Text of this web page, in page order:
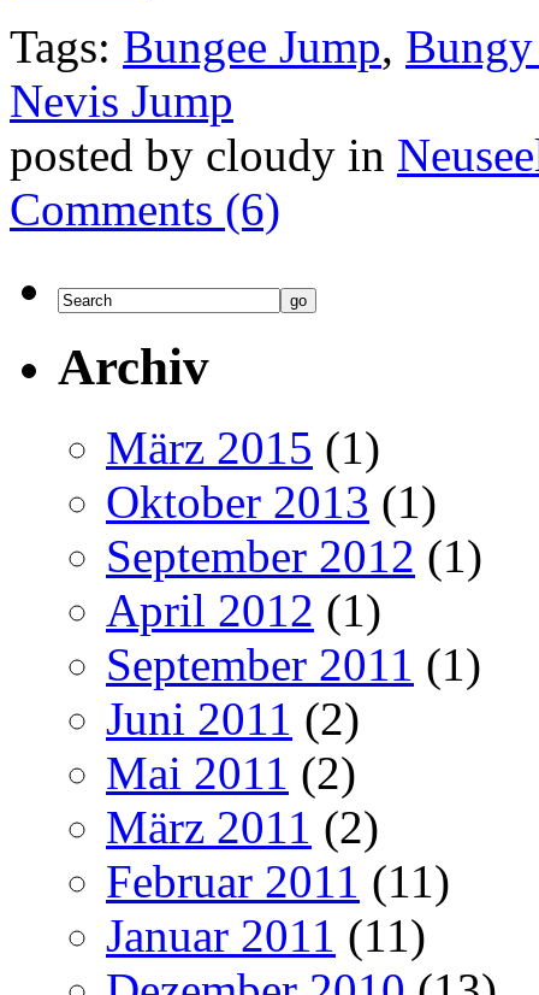
Tags: Bungee Jump,
Nevis Jump
posted by cloudy in
Comments (6)
Archiv
März 2015 (1)
Oktober 2013 (1)
September 2012 (1)
April 2012 (1)
September 2011 (1)
Juni 2011 (2)
Mai 2011 (2)
März 2011 (2)
Februar 2011 (11)
Januar 2011 (11)